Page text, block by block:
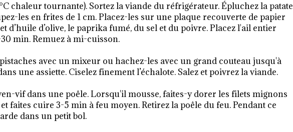
chaleur tournante). Sortez la viande du réfrigérateur. Épluchez la patate
les en frites de 1 cm. Placez-les sur une plaque recouverte de papier
d’huile d’olive, le paprika fumé, du sel et du poivre. Placez l'ail entier
min. Remuez à mi-cuisson.
pistaches avec un mixeur ou hachez-les avec un grand couteau jusqu'à
une assiette. Ciselez finement l’échalote. Salez et poivrez la viande.
vif dans une poêle. Lorsqu'il mousse, faites-y dorer les filets mignons
faites cuire 3-5 min à feu moyen. Retirez la poêle du feu. Pendant ce
dans un petit bol.